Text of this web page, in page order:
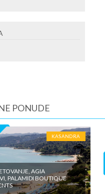
PONUDE
KASANDRA
AGIA
PALAMIDI BOUTIQUE